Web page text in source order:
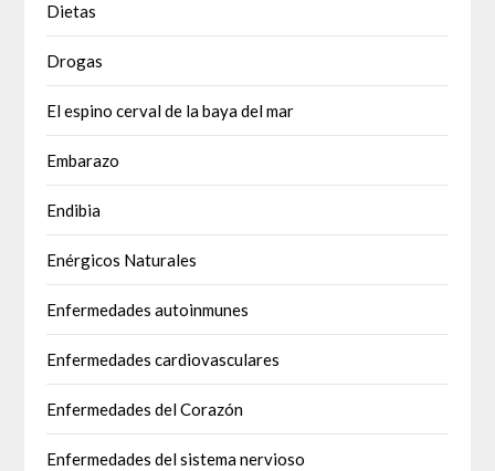
Dietas
Drogas
El espino cerval de la baya del mar
Embarazo
Endibia
Enérgicos Naturales
Enfermedades autoinmunes
Enfermedades cardiovasculares
Enfermedades del Corazón
Enfermedades del sistema nervioso